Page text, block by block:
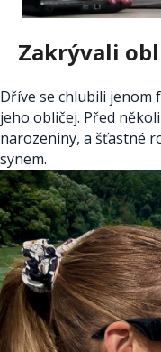
Zakrývali
Dříve se chlubili jenom
jeho obličej. Před
narozeniny, a šťastné
synem.